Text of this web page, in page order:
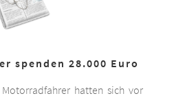
spenden 28.000 Euro
Motorradfahrer hatten sich vor